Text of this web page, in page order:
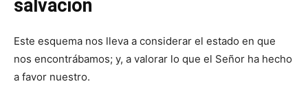
salvación
Este esquema nos lleva a considerar el estado en que
nos encontrábamos; y, a valorar lo que el Señor ha hecho
a favor nuestro.